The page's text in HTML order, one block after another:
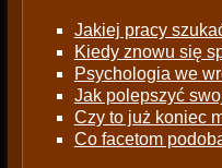
Jakiej pracy
Kiedy znowu się
Psychologia we
Jak polepszyć
Czy to już koniec
Co facetom